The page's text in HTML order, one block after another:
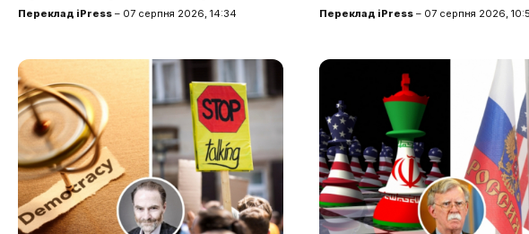
Переклад iPress – 07 серпня 2026, 14:34 Переклад iPress – 07 серпня 2026,